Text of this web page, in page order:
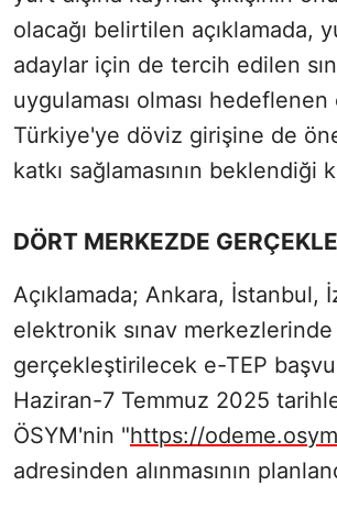
olacağı belirtilen açıklamada,
adaylar için de tercih edilen
uygulaması olması hedeflenen
Türkiye'ye döviz girişine de
katkı sağlamasının beklendiği
DÖRT MERKEZDE
Açıklamada; Ankara, İstanbul,
elektronik sınav merkezlerinde
gerçekleştirilecek e-TEP
Haziran-7 Temmuz 2025
ÖSYM'nin "https://
adresinden alınmasının